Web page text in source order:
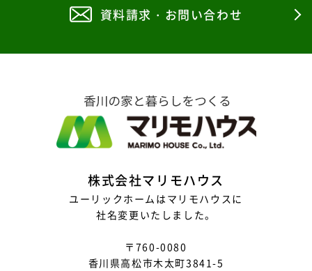
資料請求・お問い合わせ
株式会社マリモハウス
ユーリックホームはマリモハウスに
社名変更いたしました。
〒760-0080
香川県高松市木太町3841-5